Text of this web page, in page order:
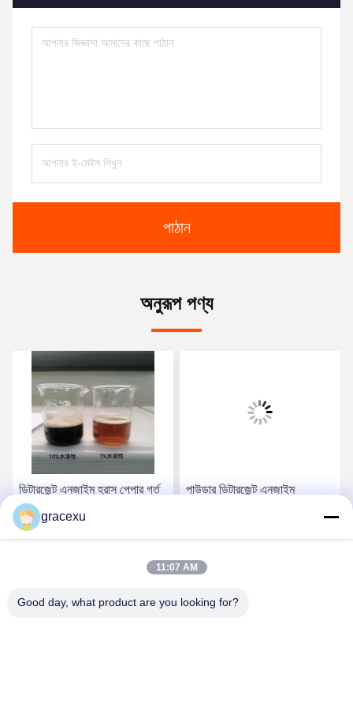
পাঠান
অনুরূপ পণ্য
ডিটারজেন্ট এনজাইম হ্রাস পেপার গর্ত
এবং ডাউনটাইম পরিষ্কার 45
মিনিটেরও বেশি সময় কাজ সময়
পাউডার ডিটারজেন্ট এনজাইম
gracexu
11:07 AM
Good day, what product are you looking for?